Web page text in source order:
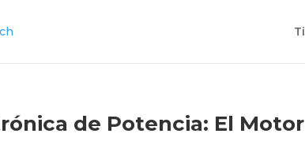
de Potencia: El